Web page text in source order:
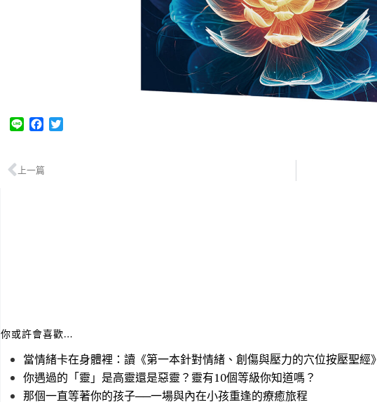
e
e
上一篇
你或許會喜歡…
當情緒卡在身體裡：讀《第一本針對情緒、創傷與壓力的穴位按壓聖經》
你遇過的「靈」是高靈還是惡靈？靈有10個等級你知道嗎？
那個一直等著你的孩子──一場與內在小孩重逢的療癒旅程